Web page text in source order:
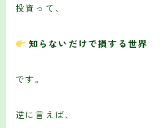
投資って、
知らないだけで損する世界
です。
逆に言えば、